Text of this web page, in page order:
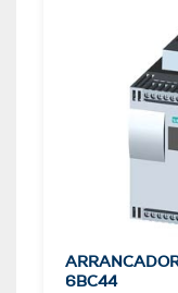
6BC44